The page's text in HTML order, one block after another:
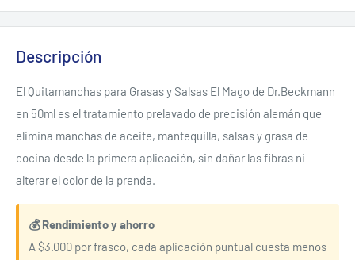
Descripción
El Quitamanchas para Grasas y Salsas El Mago de Dr.Beckmann
en 50ml es el tratamiento prelavado de precisión alemán que
elimina manchas de aceite, mantequilla, salsas y grasa de
cocina desde la primera aplicación, sin dañar las fibras ni
alterar el color de la prenda.
💰 Rendimiento y ahorro
A $3.000 por frasco, cada aplicación puntual cuesta menos